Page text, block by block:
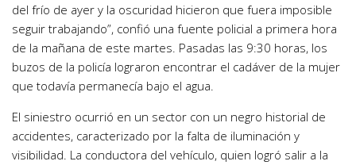
del frío de ayer y la oscuridad hicieron que fuera imposible
seguir trabajando”, confió una fuente policial a primera hora
de la mañana de este martes. Pasadas las 9:30 horas, los
buzos de la policía lograron encontrar el cadáver de la mujer
que todavía permanecía bajo el agua.
El siniestro ocurrió en un sector con un negro historial de
accidentes, caracterizado por la falta de iluminación y
visibilidad. La conductora del vehículo, quien logró salir a la